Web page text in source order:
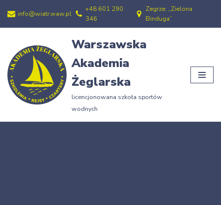
Przejdź
treści
info@wiatr.waw.pl
+48 601 290
346
Zegrze, „Zielona
Binduga”
Warszawska
Akademia
Żeglarska
licencjonowana szkoła sportów
wodnych